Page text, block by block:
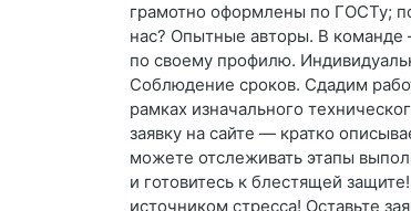
грамотно оформлены по ГОСТу;
нас? Опытные авторы. В команде
по своему профилю.
Соблюдение сроков. Сдадим
рамках изначального
заявку на сайте — кратко
можете отслеживать этапы
и готовитесь к блестящей
источником стресса! Оставьте